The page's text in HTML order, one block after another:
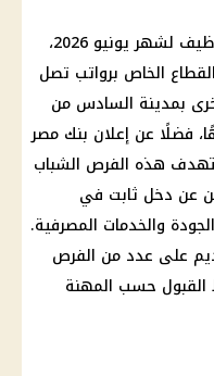
أعلنت وزارة العمل، ضمن نشرات التوظيف لشهر يونيو 2026،
الخاص برواتب تصل
أخرى بمدينة السادس من
تصل إلى 16,125 جنيهًا، فضلًا عن إعلان بنك مصر
هذه الفرص الشباب
عن دخل ثابت في
والخدمات المصرفية.
على عدد من الفرص
القبول حسب المهنة